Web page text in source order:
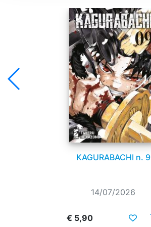
KAGURABACHI n. 9
14/07/2026
€ 5,90